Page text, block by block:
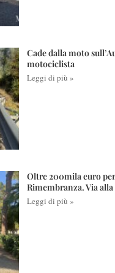
Cade dalla moto
motociclista
Leggi di più »
Oltre 200mila euro
Rimembranza. Via
Leggi di più »